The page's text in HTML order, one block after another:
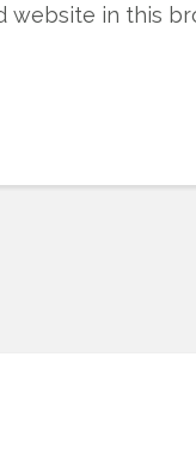
website in this